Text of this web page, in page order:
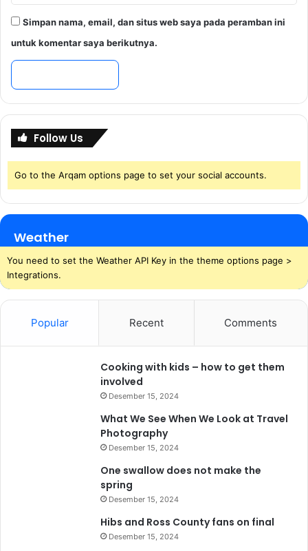
Simpan nama, email, dan situs web saya pada peramban ini
untuk komentar saya berikutnya.
Follow Us
Go to the Arqam options page to set your social accounts.
Weather
You need to set the Weather API Key in the theme options page >
Integrations.
Popular Recent Comments
Cooking with kids – how to get them
involved
Desember 15, 2024
What We See When We Look at Travel
Photography
Desember 15, 2024
One swallow does not make the
spring
Desember 15, 2024
Hibs and Ross County fans on final
Desember 15, 2024